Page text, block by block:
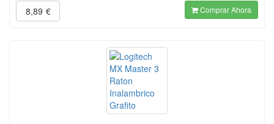
8,89 € Comprar Ahora